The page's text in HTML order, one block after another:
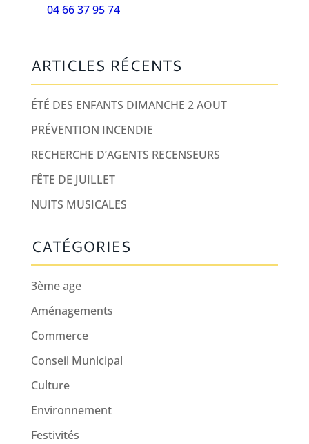
04 66 37 95 74
ARTICLES RÉCENTS
ÉTÉ DES ENFANTS DIMANCHE 2 AOUT
PRÉVENTION INCENDIE
RECHERCHE D’AGENTS RECENSEURS
FÊTE DE JUILLET
NUITS MUSICALES
CATÉGORIES
3ème age
Aménagements
Commerce
Conseil Municipal
Culture
Environnement
Festivités